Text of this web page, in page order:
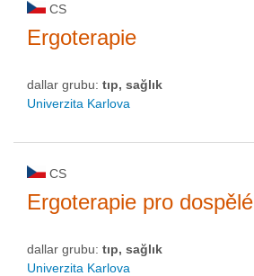
CS
Ergoterapie
dallar grubu: tıp, sağlık
Univerzita Karlova
CS
Ergoterapie pro dospělé
dallar grubu: tıp, sağlık
Univerzita Karlova